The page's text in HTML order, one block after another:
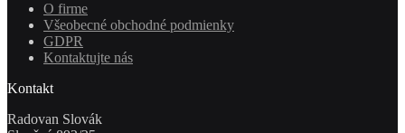
O firme
Všeobecné obchodné podmienky
GDPR
Kontaktujte nás
Kontakt
Radovan Slovák